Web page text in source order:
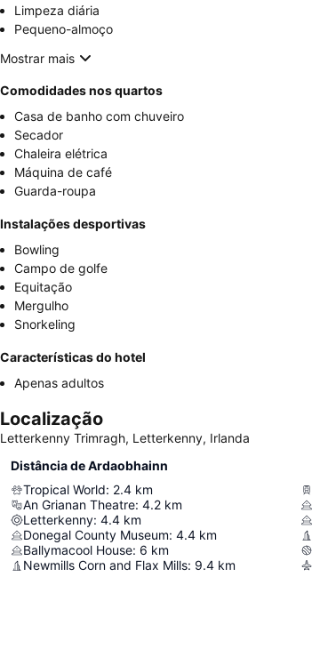
Limpeza diária
Pequeno-almoço
Mostrar mais
Comodidades nos quartos
Casa de banho com chuveiro
Secador
Chaleira elétrica
Máquina de café
Guarda-roupa
Instalações desportivas
Bowling
Campo de golfe
Equitação
Mergulho
Snorkeling
Características do hotel
Apenas adultos
Localização
Letterkenny Trimragh, Letterkenny, Irlanda
Distância de Ardaobhainn
Tropical World: 2.4 km
An Grianan Theatre: 4.2 km
Letterkenny: 4.4 km
Donegal County Museum: 4.4 km
Ballymacool House: 6 km
Newmills Corn and Flax Mills: 9.4 km